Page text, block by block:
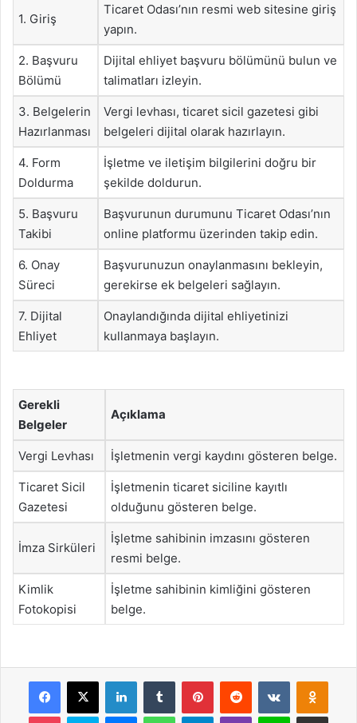
1. Giriş
Ticaret Odası’nın resmi web sitesine giriş
yapın.
2. Başvuru
Bölümü
Dijital ehliyet başvuru bölümünü bulun ve
talimatları izleyin.
3. Belgelerin
Hazırlanması
Vergi levhası, ticaret sicil gazetesi gibi
belgeleri dijital olarak hazırlayın.
4. Form
Doldurma
İşletme ve iletişim bilgilerini doğru bir
şekilde doldurun.
5. Başvuru
Takibi
Başvurunun durumunu Ticaret Odası’nın
online platformu üzerinden takip edin.
6. Onay
Süreci
Başvurunuzun onaylanmasını bekleyin,
gerekirse ek belgeleri sağlayın.
7. Dijital
Ehliyet
Onaylandığında dijital ehliyetinizi
kullanmaya başlayın.
Gerekli
Belgeler
Açıklama
Vergi Levhası İşletmenin vergi kaydını gösteren belge.
Ticaret Sicil
Gazetesi
İşletmenin ticaret siciline kayıtlı
olduğunu gösteren belge.
İmza Sirküleri
İşletme sahibinin imzasını gösteren
resmi belge.
Kimlik
Fotokopisi
İşletme sahibinin kimliğini gösteren
belge.
Facebook
X LinkedInTumblr PinterestReddit VKontakte
Pocket Skype MessengerWhatsAppTelegramViber Line E-Posta ile